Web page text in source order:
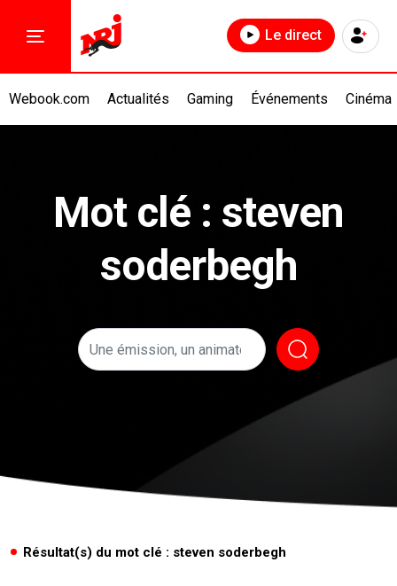
Webook.com Actualités Gaming Événements Cinéma
Le direct
Mot clé : steven
soderbegh
Résultat(s) du mot clé : steven soderbegh